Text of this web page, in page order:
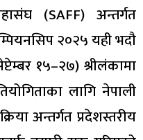
(SAFF) अन्तर्गत
२०२५ यही भदौ
१५–२७) श्रीलंकामा
लागि नेपाली
अन्तर्गत प्रदेशस्तरीय